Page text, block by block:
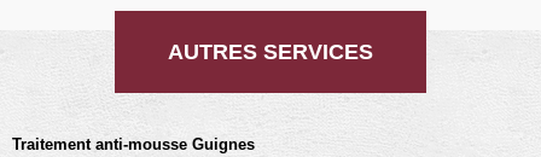
AUTRES SERVICES
Traitement anti-mousse Guignes